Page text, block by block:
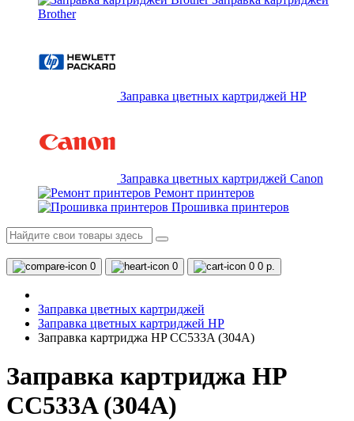
Brother
Заправка цветных картриджей HP
Заправка цветных картриджей Canon
Ремонт принтеров
Прошивка принтеров
0 0 0 0 р.
Заправка цветных картриджей
Заправка цветных картриджей HP
Заправка картриджа HP CC533A (304A)
Заправка картриджа HP
CC533A (304A)